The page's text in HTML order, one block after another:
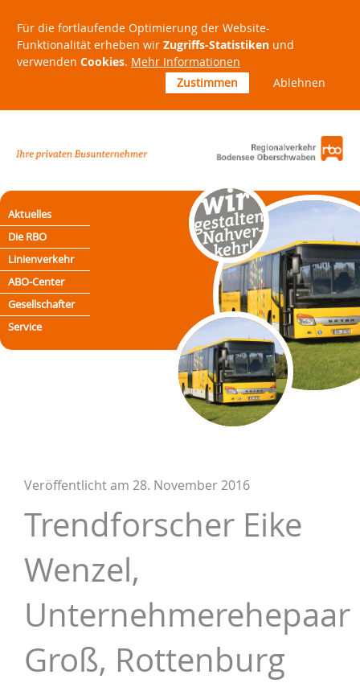
Für die fortlaufende Optimierung der Website-
Funktionalität erheben wir Zugriffs-Statistiken und
verwenden Cookies. Mehr Informationen
Zustimmen
Ablehnen
Aktuelles
Die RBO
Linienverkehr
ABO-Center
Gesellschafter
Service
Veröffentlicht am 28. November 2016
Trendforscher Eike
Wenzel,
Unternehmerehepaar
Groß, Rottenburg